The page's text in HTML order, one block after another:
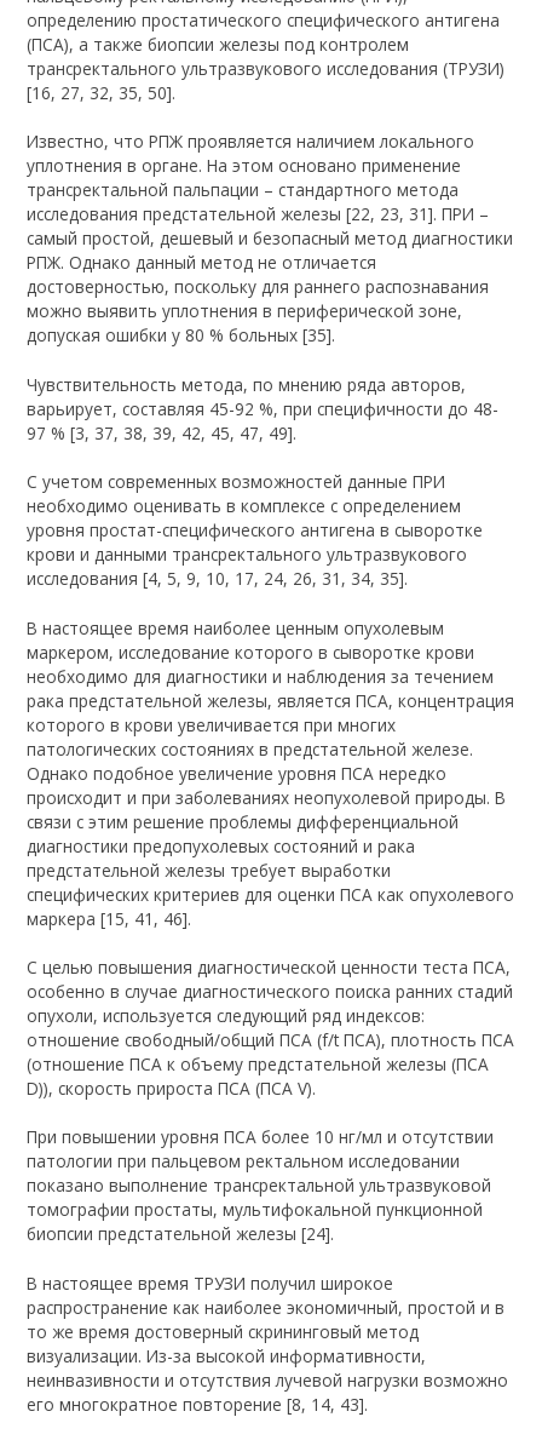
определению простатического специфического антигена
(ПСА), а также биопсии железы под контролем
трансректального ультразвукового исследования (ТРУЗИ)
[16, 27, 32, 35, 50].
Известно, что РПЖ проявляется наличием локального
уплотнения в органе. На этом основано применение
трансректальной пальпации – стандартного метода
исследования предстательной железы [22, 23, 31]. ПРИ –
самый простой, дешевый и безопасный метод диагностики
РПЖ. Однако данный метод не отличается
достоверностью, поскольку для раннего распознавания
можно выявить уплотнения в периферической зоне,
допуская ошибки у 80 % больных [35].
Чувствительность метода, по мнению ряда авторов,
варьирует, составляя 45-92 %, при специфичности до 48-
97 % [3, 37, 38, 39, 42, 45, 47, 49].
С учетом современных возможностей данные ПРИ
необходимо оценивать в комплексе с определением
уровня простат-специфического антигена в сыворотке
крови и данными трансректального ультразвукового
исследования [4, 5, 9, 10, 17, 24, 26, 31, 34, 35].
В настоящее время наиболее ценным опухолевым
маркером, исследование которого в сыворотке крови
необходимо для диагностики и наблюдения за течением
рака предстательной железы, является ПСА, концентрация
которого в крови увеличивается при многих
патологических состояниях в предстательной железе.
Однако подобное увеличение уровня ПСА нередко
происходит и при заболеваниях неопухолевой природы. В
связи с этим решение проблемы дифференциальной
диагностики предопухолевых состояний и рака
предстательной железы требует выработки
специфических критериев для оценки ПСА как опухолевого
маркера [15, 41, 46].
С целью повышения диагностической ценности теста ПСА,
особенно в случае диагностического поиска ранних стадий
опухоли, используется следующий ряд индексов:
отношение свободный/общий ПСА (f/t ПСА), плотность ПСА
(отношение ПСА к объему предстательной железы (ПСА
D)), скорость прироста ПСА (ПСА V).
При повышении уровня ПСА более 10 нг/мл и отсутствии
патологии при пальцевом ректальном исследовании
показано выполнение трансректальной ультразвуковой
томографии простаты, мультифокальной пункционной
биопсии предстательной железы [24].
В настоящее время ТРУЗИ получил широкое
распространение как наиболее экономичный, простой и в
то же время достоверный скрининговый метод
визуализации. Из-за высокой информативности,
неинвазивности и отсутствия лучевой нагрузки возможно
его многократное повторение [8, 14, 43].